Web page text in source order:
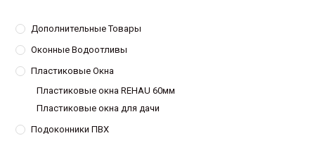
Дополнительные Товары
Оконные Водоотливы
Пластиковые Окна
Пластиковые окна REHAU 60мм
Пластиковые окна для дачи
Подоконники ПВХ